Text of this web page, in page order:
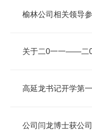
榆林公司相关领导
关于二0一一——二0
高延龙书记开学第
公司闫龙博士获公